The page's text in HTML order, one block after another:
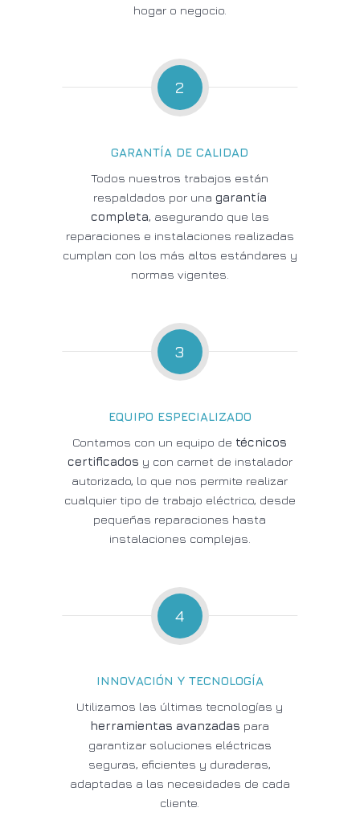
hogar o negocio.
2
GARANTÍA DE CALIDAD
Todos nuestros trabajos están
respaldados por una garantía
completa, asegurando que las
reparaciones e instalaciones realizadas
cumplan con los más altos estándares y
normas vigentes.
3
EQUIPO ESPECIALIZADO
Contamos con un equipo de técnicos
certificados y con carnet de instalador
autorizado, lo que nos permite realizar
cualquier tipo de trabajo eléctrico, desde
pequeñas reparaciones hasta
instalaciones complejas.
4
INNOVACIÓN Y TECNOLOGÍA
Utilizamos las últimas tecnologías y
herramientas avanzadas para
garantizar soluciones eléctricas
seguras, eficientes y duraderas,
adaptadas a las necesidades de cada
cliente.